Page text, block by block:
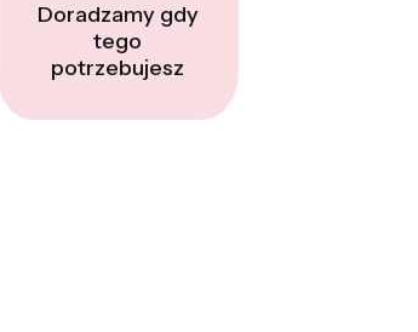
Doradzamy gdy
tego
potrzebujesz